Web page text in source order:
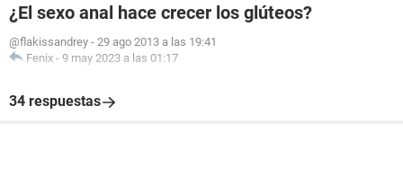
¿El sexo anal hace crecer los glúteos?
@flakissandrey - 29 ago 2013 a las 19:41
Fenix - 9 may 2023 a las 01:17
34 respuestas